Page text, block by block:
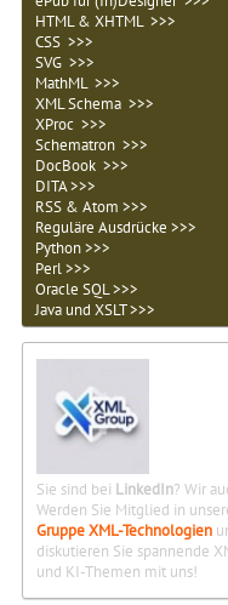
HTML & XHTML >>>
CSS >>>
SVG >>>
MathML >>>
XML Schema >>>
XProc >>>
Schematron >>>
DocBook >>>
DITA >>>
RSS & Atom >>>
Reguläre Ausdrücke >>>
Python >>>
Perl >>>
Oracle SQL >>>
Java und XSLT >>>
Sie sind bei LinkedIn? Wir
Werden Sie Mitglied in
Gruppe XML-Technologien
diskutieren Sie spannende
und KI-Themen mit uns!